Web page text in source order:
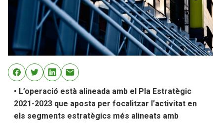
• L’operació està alineada amb el Pla Estratègic
2021-2023 que aposta per focalitzar l’activitat en
els segments estratègics més alineats amb